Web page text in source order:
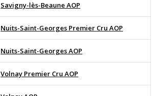
Savigny-lès-Beaune AOP
Nuits-Saint-Georges Premier Cru AOP
Nuits-Saint-Georges AOP
Volnay Premier Cru AOP